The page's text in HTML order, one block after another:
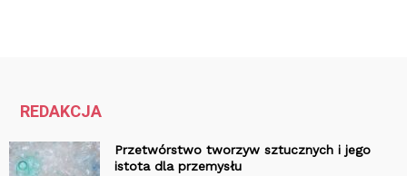
REDAKCJA
Przetwórstwo tworzyw sztucznych i jego
istota dla przemysłu